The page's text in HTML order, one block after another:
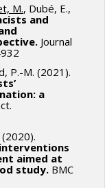
M., Dubé, E.,
and
Journal
P.-M. (2021).
a
(2020).
aimed at
study. BMC